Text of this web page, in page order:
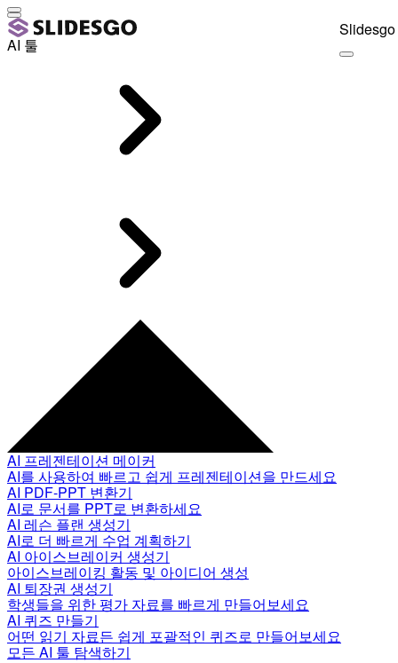
AI 툴
AI 프레젠테이션 메이커
AI를 사용하여 빠르고 쉽게 프레젠테이션을 만드세요
AI PDF-PPT 변환기
AI로 문서를 PPT로 변환하세요
AI 레슨 플랜 생성기
AI로 더 빠르게 수업 계획하기
AI 아이스브레이커 생성기
아이스브레이킹 활동 및 아이디어 생성
AI 퇴장권 생성기
학생들을 위한 평가 자료를 빠르게 만들어보세요
AI 퀴즈 만들기
어떤 읽기 자료든 쉽게 포괄적인 퀴즈로 만들어보세요
모든 AI 툴 탐색하기